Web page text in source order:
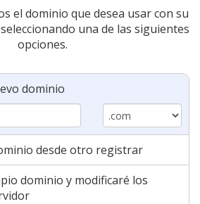
el dominio que desea usar con su
una de las siguientes
opciones.
dominio
desde otro registrar
dominio y modificaré los